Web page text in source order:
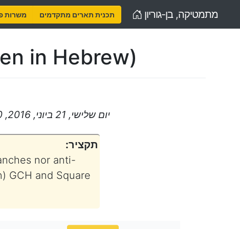
מתמטיקה, בן-גוריון Home משרות תכנית תארים מתקדמים
in Hebrew)
יום שלישי, 21 ביוני, 2016, 12:30 – 13:45
תקציר:
nor anti-
GCH and Square